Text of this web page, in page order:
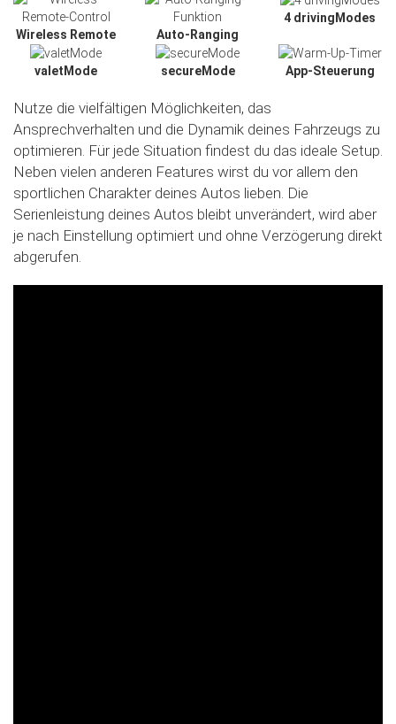
Wireless Remote Auto-Ranging
4 drivingModes
valetMode secureMode App-Steuerung
Nutze die vielfältigen Möglichkeiten, das
Ansprechverhalten und die Dynamik deines Fahrzeugs zu
optimieren. Für jede Situation findest du das ideale Setup.
Neben vielen anderen Features wirst du vor allem den
sportlichen Charakter deines Autos lieben. Die
Serienleistung deines Autos bleibt unverändert, wird aber
je nach Einstellung optimiert und ohne Verzögerung direkt
abgerufen.
Slide02